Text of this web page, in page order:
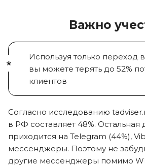
Важно
Используя только переход
вы можете терять до 52%
клиентов
Согласно исследованию
в РФ составляет 48%. Остальная
приходится на Telegram (44%),
мессенджеры. Поэтому не
другие мессенджеры помимо